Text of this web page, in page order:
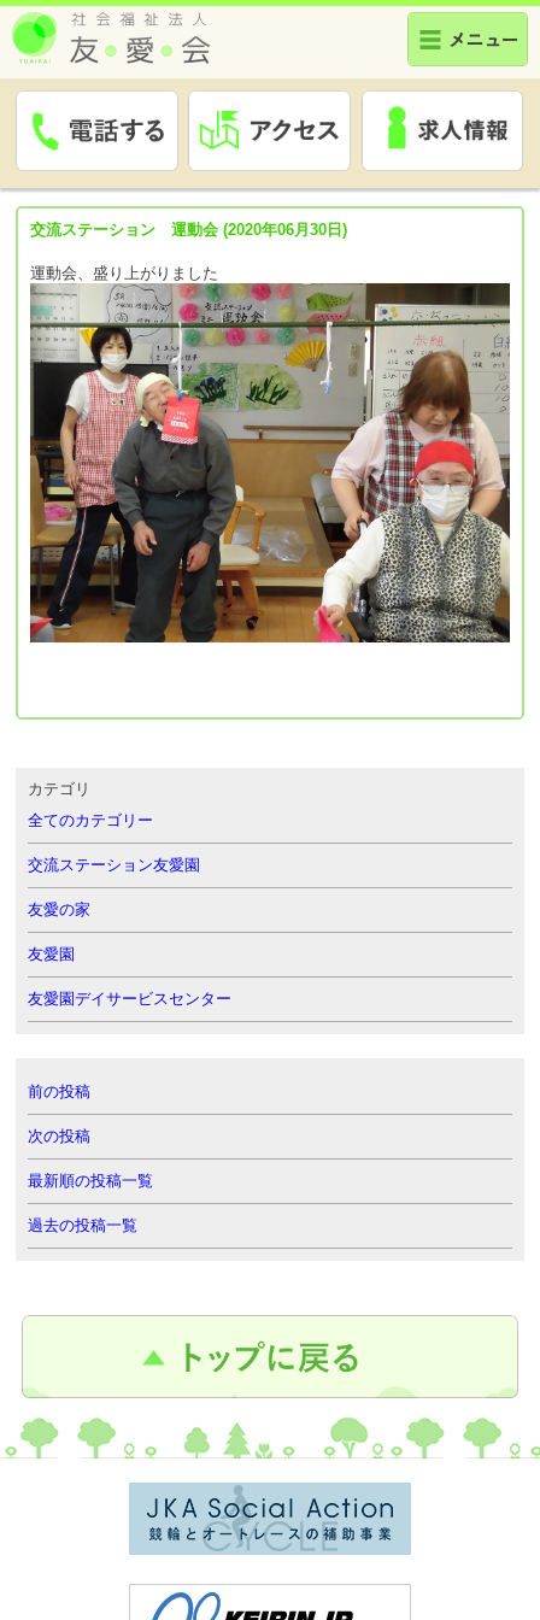
交流ステーション 運動会 (2020年06月30日)
運動会、盛り上がりました
カテゴリ
全てのカテゴリー
交流ステーション友愛園
友愛の家
友愛園
友愛園デイサービスセンター
前の投稿
次の投稿
最新順の投稿一覧
過去の投稿一覧